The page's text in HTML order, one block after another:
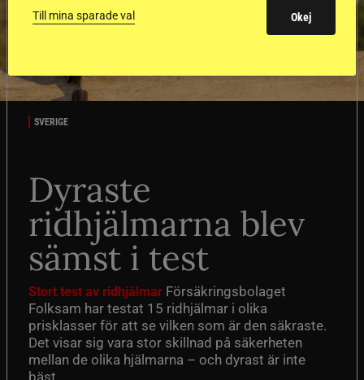
SVERIGE
Dyraste
ridhjälmarna blev
sämst i test
Stort test av ridhjälmar Försäkringsbolaget
Folksam har testat 15 ridhjälmar i olika
prisklasser för att se vilken som är den säkraste.
Det visar sig vara stor skillnad på säkerheten
mellan de olika hjälmarna – och dyrast är inte
bäst.
Till mina sparade val Okej